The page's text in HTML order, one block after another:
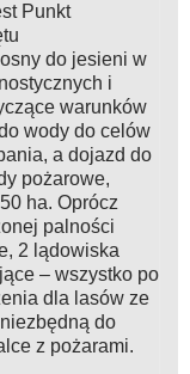
Punkt
do jesieni w
i
warunków
wody do celów
a dojazd do
pożarowe,
ha. Oprócz
palności
2 lądowiska
– wszystko po
dla lasów ze
do
z pożarami.